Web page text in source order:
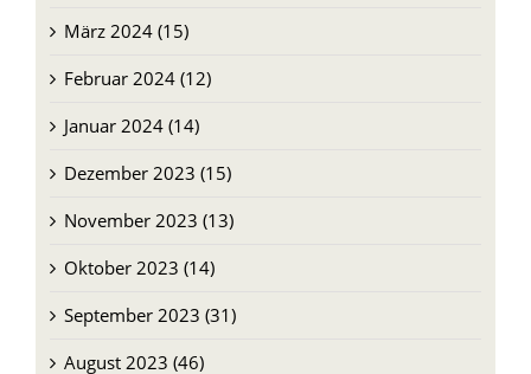
Februar 2024 (12)
Januar 2024 (14)
Dezember 2023 (15)
November 2023 (13)
Oktober 2023 (14)
September 2023 (31)
August 2023 (46)
Juli 2023 (47)